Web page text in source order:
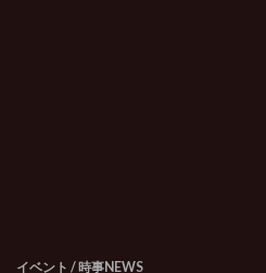
イベント /時事NEWS